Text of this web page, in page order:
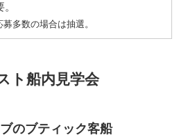
。
募多数の場合は抽選。
ト船内見学会
のブティック客船